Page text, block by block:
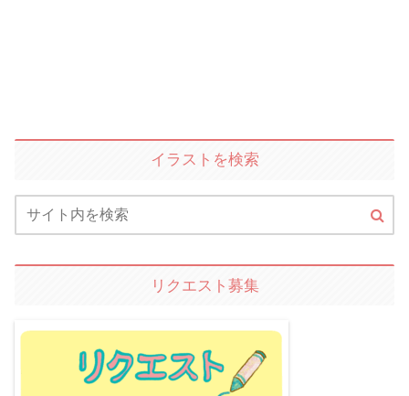
イラストを検索
リクエスト募集